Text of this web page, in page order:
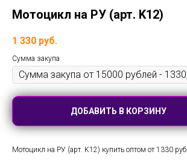
Мотоцикл на РУ (арт. K12)
1 330 руб.
Сумма закупа
ДОБАВИТЬ В КОРЗИНУ
Мотоцикл на РУ (арт. K12) купить оптом от 1330 руб